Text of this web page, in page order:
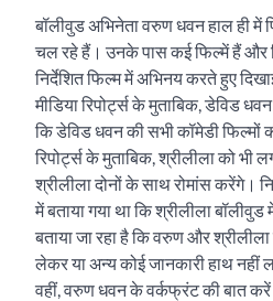
बॉलीवुड अभिनेता वरुण धवन हाल ही में
चल रहे हैं। उनके पास कई फिल्में हैं और
निर्देशित फिल्म में अभिनय करते हुए
मीडिया रिपोर्ट्स के मुताबिक, डेविड
कि डेविड धवन की सभी कॉमेडी फिल्मों
रिपोर्ट्स के मुताबिक, श्रीलीला को
श्रीलीला दोनों के साथ रोमांस करेंगे।
में बताया गया था कि श्रीलीला
बताया जा रहा है कि वरुण और
लेकर या अन्य कोई जानकारी हाथ नहीं
वहीं, वरुण धवन के वर्कफ्रंट की बात करें